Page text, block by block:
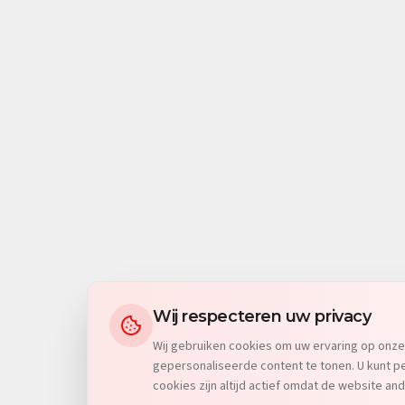
Wij respecteren uw privacy
Wij gebruiken cookies om uw ervaring op
gepersonaliseerde content te tonen. U kunt
cookies zijn altijd actief omdat de website